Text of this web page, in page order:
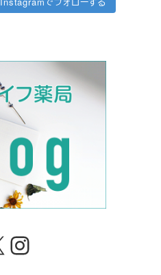
Instagram